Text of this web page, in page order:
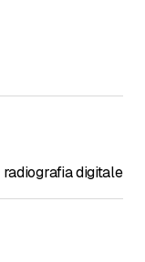
radiografia digitale